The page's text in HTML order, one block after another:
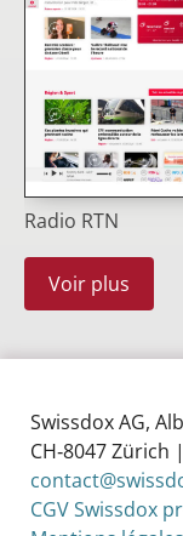
Radio RTN
Voir plus
Swissdox AG,
CH‑8047 Zürich
CGV Swissdox